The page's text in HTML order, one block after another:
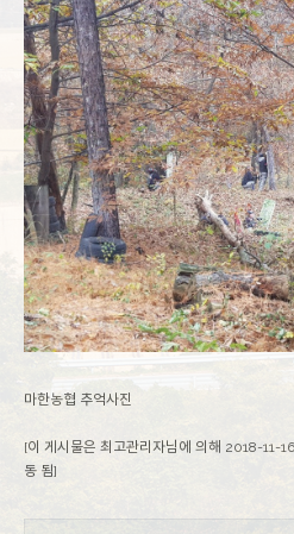
마한농협 추억사진
[이 게시물은 최고관리자님에 의해 2018-11-
동 됨]